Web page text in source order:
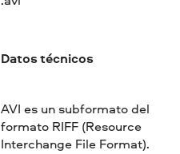
Datos técnicos
AVI es un subformato del
formato RIFF (Resource
Interchange File Format).